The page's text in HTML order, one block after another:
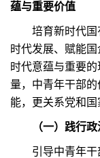
蕴与重要价值
培育新时代国
时代发展、赋能
时代意蕴与重要
量，中青年干部
能，更关系党和国
（一）践行
引导中青年干